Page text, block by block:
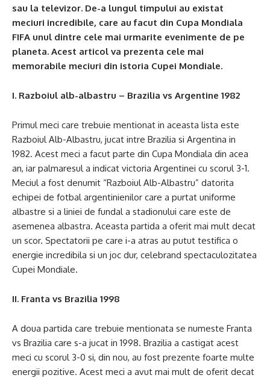
sau la televizor. De-a lungul timpului au existat
meciuri incredibile, care au facut din Cupa Mondiala
FIFA unul dintre cele mai urmarite evenimente de pe
planeta. Acest articol va prezenta cele mai
memorabile meciuri din istoria Cupei Mondiale.
I. Razboiul alb-albastru – Brazilia vs Argentine 1982
Primul meci care trebuie mentionat in aceasta lista este
Razboiul Alb-Albastru, jucat intre Brazilia si Argentina in
1982. Acest meci a facut parte din Cupa Mondiala din acea
an, iar palmaresul a indicat victoria Argentinei cu scorul 3-1.
Meciul a fost denumit “Razboiul Alb-Albastru” datorita
echipei de fotbal argentinienilor care a purtat uniforme
albastre si a liniei de fundal a stadionului care este de
asemenea albastra. Aceasta partida a oferit mai mult decat
un scor. Spectatorii pe care i-a atras au putut testifica o
energie incredibila si un joc dur, celebrand spectaculozitatea
Cupei Mondiale.
II. Franta vs Brazilia 1998
A doua partida care trebuie mentionata se numeste Franta
vs Brazilia care s-a jucat in 1998. Brazilia a castigat acest
meci cu scorul 3-0 si, din nou, au fost prezente foarte multe
energii pozitive. Acest meci a avut mai mult de oferit decat